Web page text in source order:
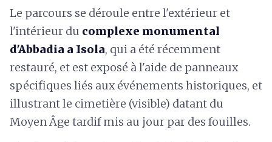
Le parcours se déroule entre l'extérieur et
l'intérieur du complexe monumental
d'Abbadia a Isola, qui a été récemment
restauré, et est exposé à l'aide de panneaux
spécifiques liés aux événements historiques, et
illustrant le cimetière (visible) datant du
Moyen Âge tardif mis au jour par des fouilles.